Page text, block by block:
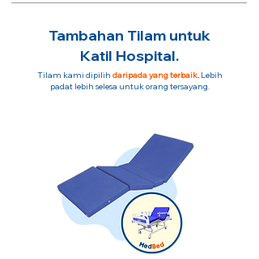
Tambahan Tilam untuk
Katil Hospital.
Tilam kami dipilih daripada yang terbaik.Lebih
padat lebih selesa untuk orang tersayang.